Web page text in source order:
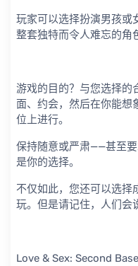
玩家可以选择扮演男孩或
整套独特而令人难忘的角
游戏的目的？与您选择的
面、约会，然后在你能想
位上进行。
保持随意或严肃——甚至
是你的选择。
不仅如此，您还可以选择
玩。但是请记住，人们会
Love & Sex: Second